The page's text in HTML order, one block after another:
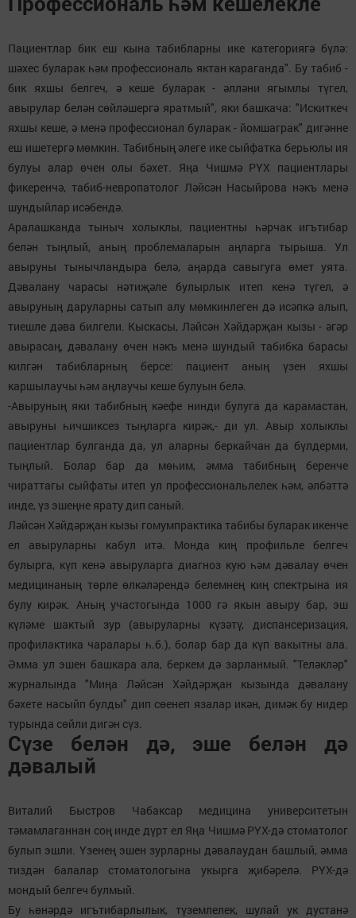
Пациентлар бик еш кына табибларны ике категориягә бүлә:
шәхес буларак һәм профессиональ яктан караганда". Бу табиб -
бик яхшы белгеч, ә кеше буларак - әлләни ягымлы түгел,
авырулар белән сөйләшергә яратмый", яки башкача: "Искиткеч
яхшы кеше, ә менә профессионал буларак - йомшаграк" дигәнне
еш ишетергә мөмкин. Табибның әлеге ике сыйфатка берьюлы ия
булуы алар өчен олы бәхет. Яңа Чишмә РҮХ пациентлары
фикеренчә, табиб-невропатолог Ләйсән Насыйрова нәкъ менә
шундыйлар исәбендә.
Аралашканда тыныч холыклы, пациентны һәрчак игътибар
белән тыңлый, аның проблемаларын аңларга тырыша. Ул
авыруны тынычландыра белә, аңарда савыгуга өмет уята.
Дәвалану чарасы нәтиҗәле булырлык итеп кенә түгел, ә
авыруның даруларны сатып алу мөмкинлеген дә исәпкә алып,
тиешле дәва билгели. Кыскасы, Ләйсән Хәйдәрҗан кызы - әгәр
авырасаң, дәвалану өчен нәкъ менә шундый табибка барасы
килгән табибларның берсе: пациент аның үзен яхшы
каршылаучы һәм аңлаучы кеше булуын белә.
-Авыруның яки табибның кәефе нинди булуга да карамастан,
авыруны һичшиксез тыңларга кирәк,- ди ул. Авыр холыклы
пациентлар булганда да, ул аларны беркайчан да бүлдерми,
тыңлый. Болар бар да мөһим, әмма табибның беренче
чираттагы сыйфаты итеп ул профессиональлелек һәм, әлбәттә
инде, үз эшеңне ярату дип саный.
Ләйсән Хәйдәрҗан кызы гомумпрактика табибы буларак икенче
ел авыруларны кабул итә. Монда киң профильле белгеч
булырга, күп кенә авыруларга диагноз кую һәм дәвалау өчен
медицинаның төрле өлкәләрендә белемнең киң спектрына ия
булу кирәк. Аның участогында 1000 гә якын авыру бар, эш
күләме шактый зур (авыруларны күзәтү, диспансеризация,
профилактика чаралары һ.б.), болар бар да күп вакытны ала.
Әмма ул эшен башкара ала, беркем дә зарланмый. "Теләкләр"
журналында "Миңа Ләйсән Хәйдәрҗан кызында дәвалану
бәхете насыйп булды" дип сөенеп язалар икән, димәк бу нидер
турында сөйли дигән сүз.
Сүзе белән дә, эше белән дә
дәвалый
Виталий Быстров Чабаксар медицина университетын
тәмамлаганнан соң инде дүрт ел Яңа Чишмә РҮХ-дә стоматолог
булып эшли. Үзенең эшен зурларны дәвалаудан башлый, әмма
тиздән балалар стоматологына укырга җибәрелә. РҮХ-дә
мондый белгеч булмый.
Бу һөнәрдә игътибарлылык, түземлелек, шулай ук дустанә